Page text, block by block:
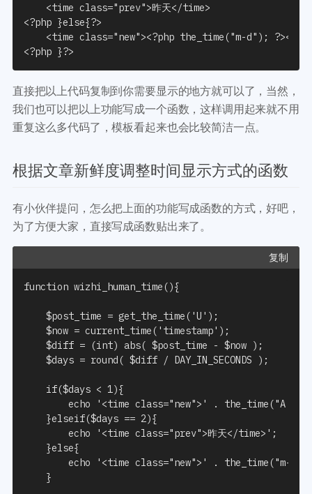
    <time class="prev">昨天</time>
<?php }else{?>
<time class="new"><?php the_time("m-d"); ?></
直接把以上代码复制到你需要显示的地方就可以了，当然，
我们也可以把以上功能写成一个函数，这样调用起来就不用
重复这么多代码了，模板看起来也会比较简洁一点。
根据文章新鲜度调整时间显示方式的函数
有小伙伴提问，怎么把上面的功能写成函数的方式，好吧，
为了方便大家，直接写成函数贴出来了。
复制
function wizhi_human_time(){
    $post_time = get_the_time('U');
    $now = current_time('timestamp');
    $diff = (int) abs( $post_time - $now );
    $days = round( $diff / DAY_IN_SECONDS );
    if($days < 1){
echo '<time class="new">' . the_time("A
    }elseif($days == 2){
        echo '<time class="prev">昨天</time>';
    }else{
echo '<time class="new">' . the_time("m-d")
    }